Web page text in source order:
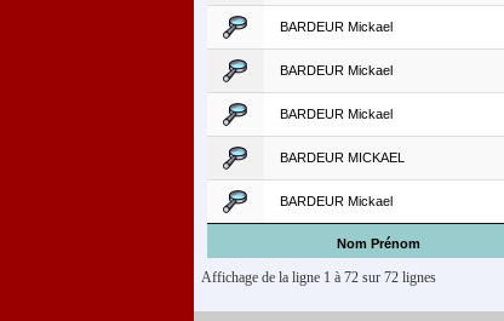
Nom Prénom
BARDEUR Mickael
BARDEUR Mickael
BARDEUR Mickael
BARDEUR MICKAEL
BARDEUR Mickael
Affichage de la ligne 1 à 72 sur 72 lignes